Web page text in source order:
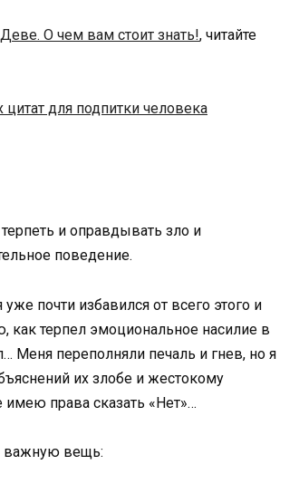
О чем вам стоит знать!, читайте
для подпитки человека
и оправдывать зло и
поведение.
почти избавился от всего этого и
терпел эмоциональное насилие в
Меня переполняли печаль и гнев, но я
их злобе и жестокому
права сказать «Нет»…
важную вещь: